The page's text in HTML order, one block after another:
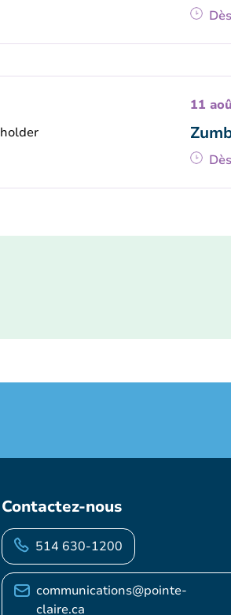
11
Contactez-nous
514 630-1200
communications@pointe-
claire.ca